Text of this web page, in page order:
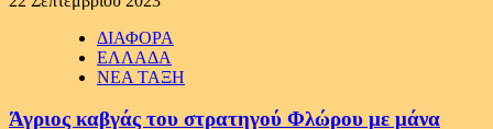
ΔΙΑΦΟΡΑ
ΕΛΛΑΔΑ
ΝΕΑ ΤΑΞΗ
Άγριος καβγάς του στρατηγού Φλώρου με μάνα